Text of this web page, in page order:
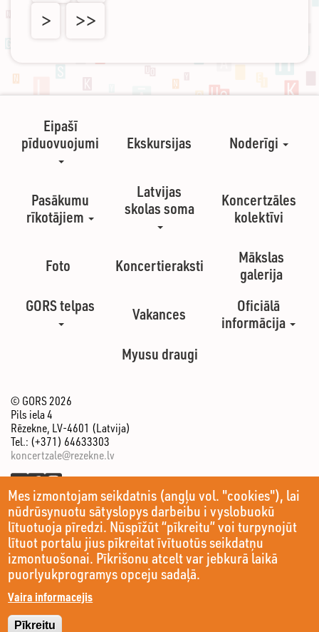
Mes izmontojam seikdatnis (angļu vol. "cookies"), lai
nūdrūsynuotu sātyslopys darbeibu i vyslobuokū
lītuotuoja pīredzi. Nūspīžūt “pīkreitu” voi turpynojūt
lītuot portalu jius pīkreitat īvītuotūs seikdatņu
izmontuošonai. Pīkrišonu atcelt var jebkurā laikā
puorlyukprogramys opceju sadaļā.
Vaira informacejis
Pīkreitu
>
>>
Eipašī
pīduovuojumi
Ekskursijas Noderīgi
Pasākumu
rīkotājiem
Latvijas
skolas soma
Koncertzāles
kolektīvi
Foto Koncertieraksti
Mākslas
galerija
GORS telpas
Vakances
Oficiālā
informācija
Myusu draugi
© GORS 2026
Pils iela 4
Rēzekne, LV-4601 (Latvija)
Tel.: (+371) 64633303
koncertzale@rezekne.lv